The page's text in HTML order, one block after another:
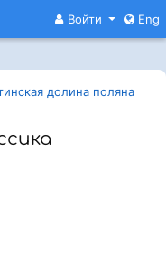
Войти Eng
долина поляна